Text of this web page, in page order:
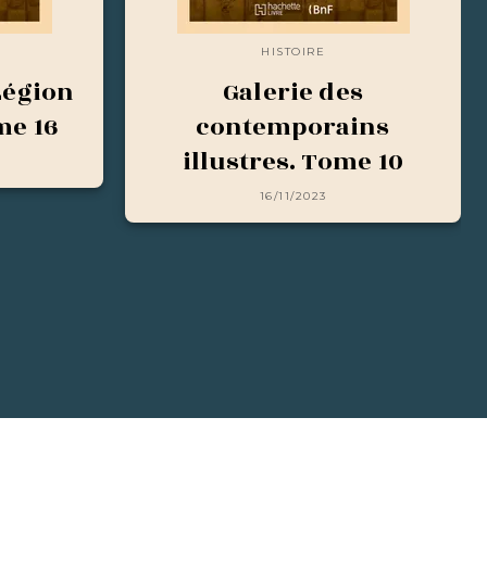
16
HISTOIRE
Galerie des
contemporains
illustres. Tome 10
16/11/2023